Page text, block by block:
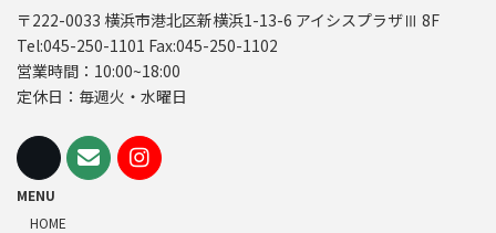
〒222-0033 横浜市港北区新横浜1-13-6 アイシスプラザⅢ 8F
Tel:045-250-1101 Fax:045-250-1102
営業時間：10:00~18:00
定休日：毎週火・水曜日
MENU
HOME